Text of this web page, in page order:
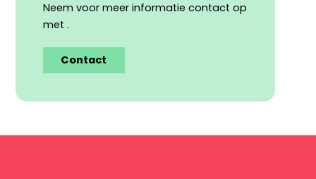
Neem voor meer informatie contact op
met .
Contact